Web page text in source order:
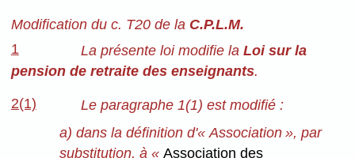
Modification du c. T20 de la C.P.L.M.
1
La présente loi modifie la Loi sur la
pension de retraite des enseignants.
2(1)
Le paragraphe 1(1) est modifié :
a) dans la définition d'« Association », par
substitution, à «Association des